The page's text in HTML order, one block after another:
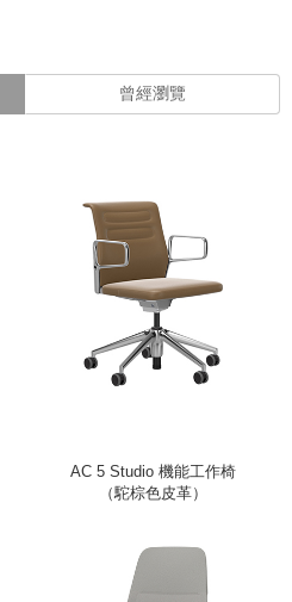
曾經瀏覽
AC 5 Studio 機能工作椅
（駝棕色皮革）